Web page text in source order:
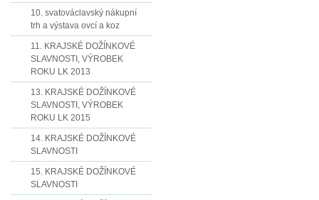
10. svatováclavský nákupní
trh a výstava ovcí a koz
11. KRAJSKÉ DOŽÍNKOVÉ
SLAVNOSTI, VÝROBEK
ROKU LK 2013
13. KRAJSKÉ DOŽÍNKOVÉ
SLAVNOSTI, VÝROBEK
ROKU LK 2015
14. KRAJSKÉ DOŽÍNKOVÉ
SLAVNOSTI
15. KRAJSKÉ DOŽÍNKOVÉ
SLAVNOSTI